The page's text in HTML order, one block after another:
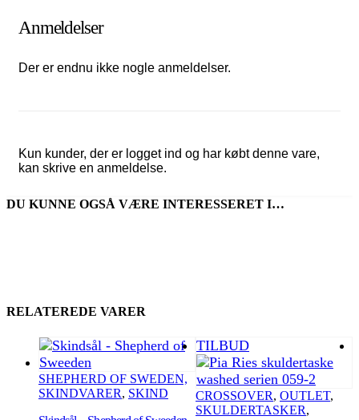
Anmeldelser
Der er endnu ikke nogle anmeldelser.
Kun kunder, der er logget ind og har købt denne vare,
kan skrive en anmeldelse.
DU KUNNE OGSÅ VÆRE INTERESSERET I…
RELATEREDE VARER
SHEPHERD OF SWEDEN,
SKINDVARER, SKIND
TILBUD
CROSSOVER, OUTLET,
SKULDERTASKER,